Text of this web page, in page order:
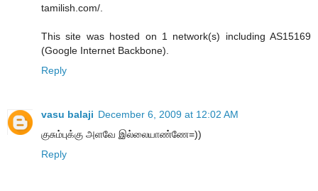
tamilish.com/.
This site was hosted on 1 network(s) including AS15169
(Google Internet Backbone).
Reply
vasu balaji December 6, 2009 at 12:02 AM
குசும்புக்கு அளவே இல்லையாண்ணே=))
Reply